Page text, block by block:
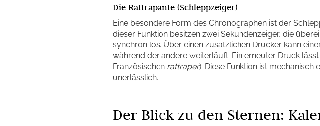
Die Rattrapante (Schleppzeiger)
Eine besondere Form des Chronographen ist der
dieser Funktion besitzen zwei Sekundenzeiger, die
synchron los. Über einen zusätzlichen Drücker kann
während der andere weiterläuft. Ein erneuter Druck
Französischen rattraper). Diese Funktion ist
unerlässlich.
Der Blick zu den Sternen: